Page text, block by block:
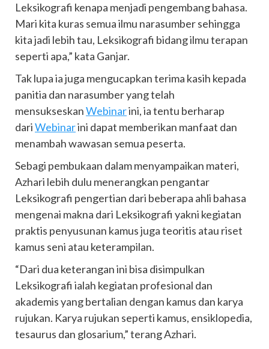
Leksikografi kenapa menjadi pengembang bahasa.
Mari kita kuras semua ilmu narasumber sehingga
kita jadi lebih tau, Leksikografi bidang ilmu terapan
seperti apa,” kata Ganjar.
Tak lupa ia juga mengucapkan terima kasih kepada
panitia dan narasumber yang telah
mensukseskanWebinarini, ia tentu berharap
dariWebinarini dapat memberikan manfaat dan
menambah wawasan semua peserta.
Sebagi pembukaan dalam menyampaikan materi,
Azhari lebih dulu menerangkan pengantar
Leksikografi pengertian dari beberapa ahli bahasa
mengenai makna dari Leksikografi yakni kegiatan
praktis penyusunan kamus juga teoritis atau riset
kamus seni atau keterampilan.
“Dari dua keterangan ini bisa disimpulkan
Leksikografi ialah kegiatan profesional dan
akademis yang bertalian dengan kamus dan karya
rujukan. Karya rujukan seperti kamus, ensiklopedia,
tesaurus dan glosarium,” terang Azhari.